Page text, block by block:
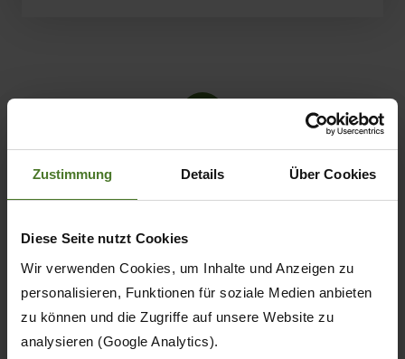
Zustimmung Details Über Cookies
Diese Seite nutzt Cookies
Wir verwenden Cookies, um Inhalte und Anzeigen zu
personalisieren, Funktionen für soziale Medien anbieten
zu können und die Zugriffe auf unsere Website zu
analysieren (Google Analytics).
KRONE Training